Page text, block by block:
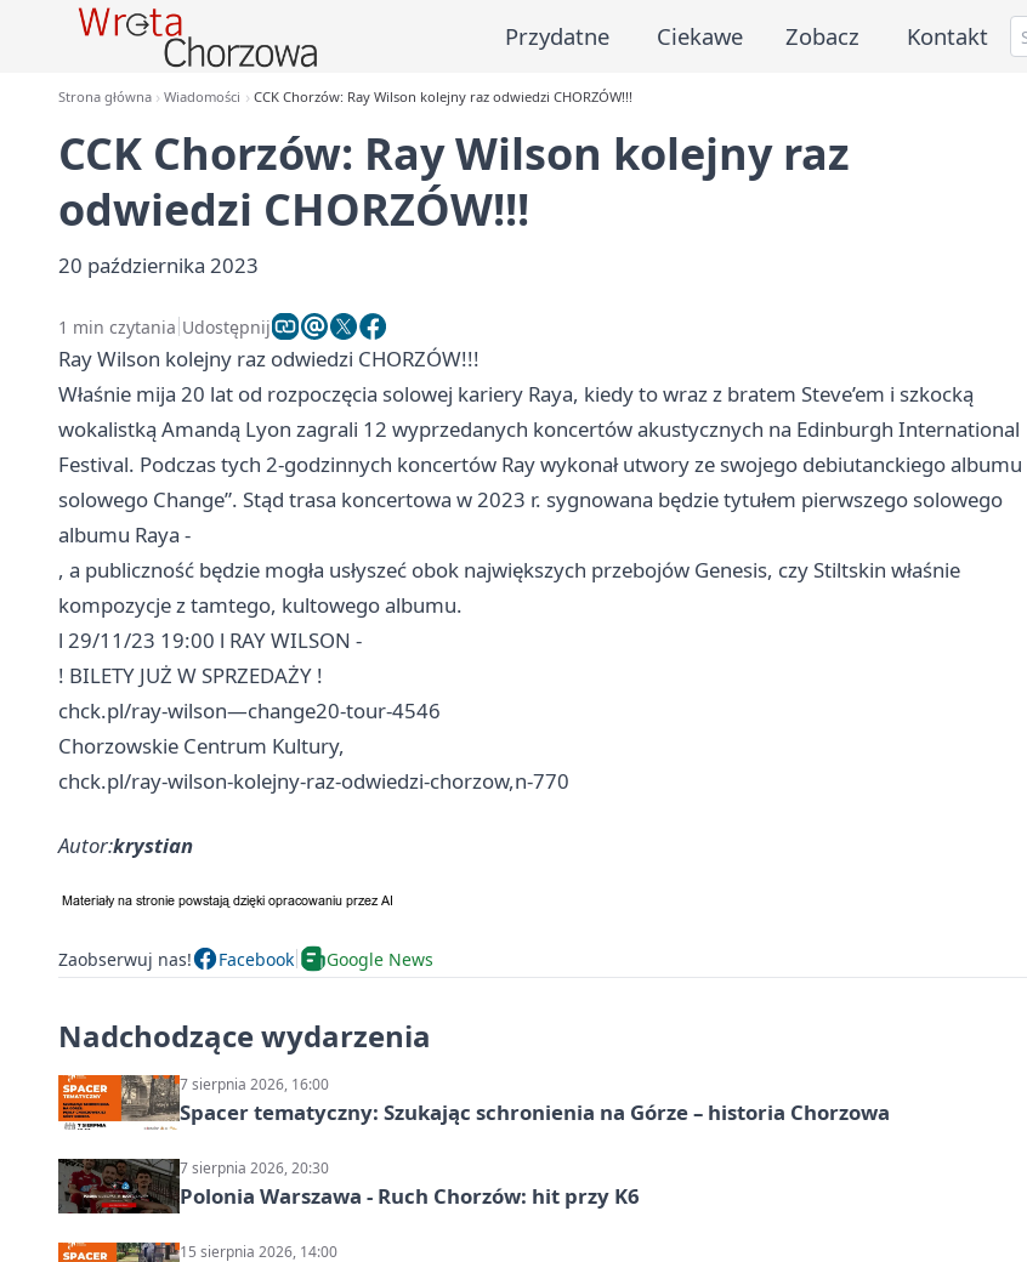
Przydatne Ciekawe Zobacz Kontakt
Strona główna Wiadomości CCK Chorzów: Ray Wilson kolejny raz odwiedzi CHORZÓW!!!
CCK Chorzów: Ray Wilson kolejny raz
odwiedzi CHORZÓW!!!
20 października 2023
1 min czytania Udostępnij
Ray Wilson kolejny raz odwiedzi CHORZÓW!!!
Właśnie mija 20 lat od rozpoczęcia solowej kariery Raya, kiedy to wraz z bratem Steve’em i szkocką
wokalistką Amandą Lyon zagrali 12 wyprzedanych koncertów akustycznych na Edinburgh International
Festival. Podczas tych 2-godzinnych koncertów Ray wykonał utwory ze swojego debiutanckiego albumu
solowego Change”. Stąd trasa koncertowa w 2023 r. sygnowana będzie tytułem pierwszego solowego
albumu Raya -
, a publiczność będzie mogła usłyszeć obok największych przebojów Genesis, czy Stiltskin właśnie
kompozycje z tamtego, kultowego albumu.
l 29/11/23 19:00 l RAY WILSON -
! BILETY JUŻ W SPRZEDAŻY !
chck.pl/ray-wilson—change20-tour-4546
Chorzowskie Centrum Kultury,
chck.pl/ray-wilson-kolejny-raz-odwiedzi-chorzow,n-770
Autor:krystian
Zaobserwuj nas! Facebook Google News
Nadchodzące wydarzenia
7 sierpnia 2026, 16:00
Spacer tematyczny: Szukając schronienia na Górze – historia Chorzowa
7 sierpnia 2026, 20:30
Polonia Warszawa - Ruch Chorzów: hit przy K6
15 sierpnia 2026, 14:00